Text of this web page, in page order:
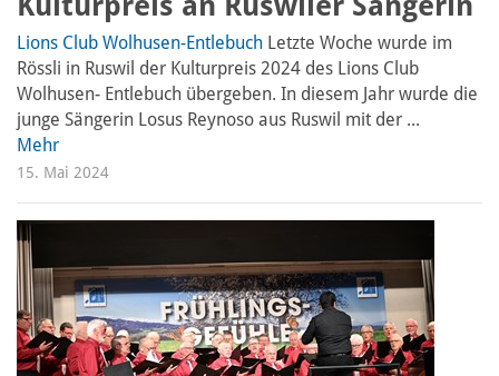
Lions Club Wolhusen-Entlebuch Letzte Woche wurde im
Rössli in Ruswil der Kulturpreis 2024 des Lions Club
Wolhusen- Entlebuch übergeben. In diesem Jahr wurde die
junge Sängerin Losus Reynoso aus Ruswil mit der ...
Mehr
15. Mai 2024